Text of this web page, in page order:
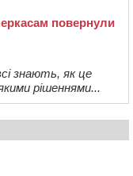
повернули
знають, як це
рішеннями...